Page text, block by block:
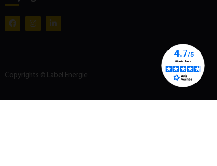
Copyrights © Label Energie